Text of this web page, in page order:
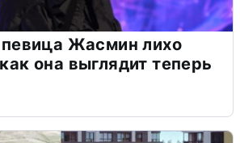
Жасмин лихо
она выглядит теперь